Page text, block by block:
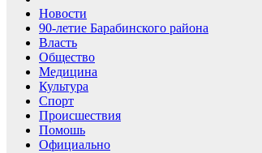
Новости
90-летие Барабинского района
Власть
Общество
Медицина
Культура
Спорт
Происшествия
Помошь
Официально